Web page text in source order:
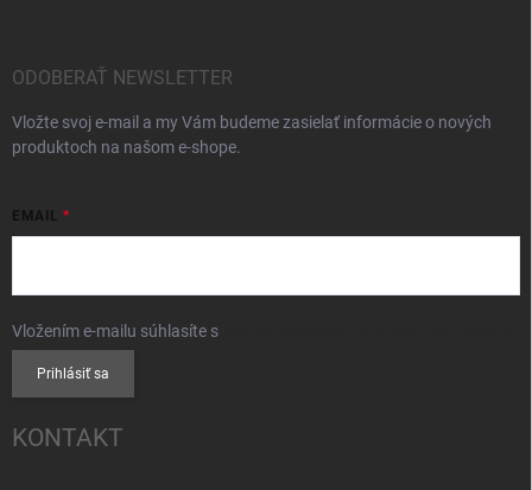
ODOBERAŤ NEWSLETTER
Vložte svoj e-mail a my Vám budeme zasielať informácie o nových
produktoch na našom e-shope.
EMAIL
Vložením e-mailu súhlasíte s
Prihlásiť sa
KONTAKT